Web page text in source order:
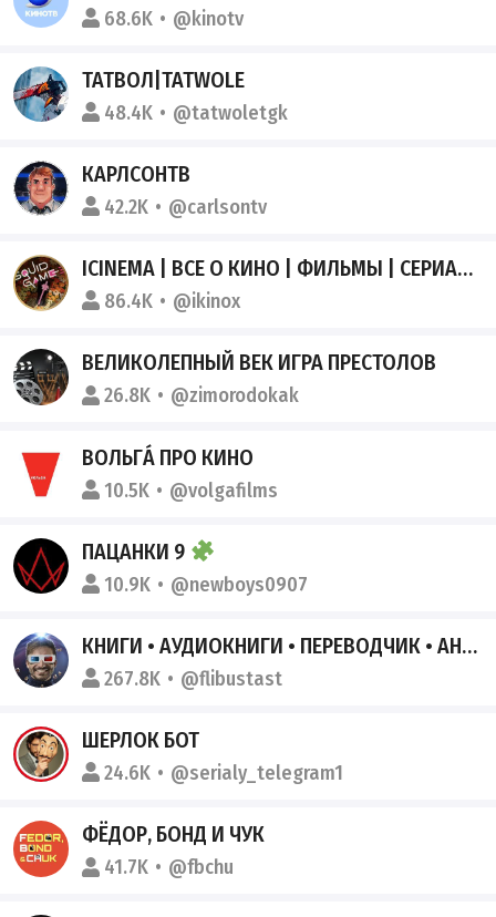
68.6K @kinotv
ТАТВОЛ|TATWOLE
48.4K @tatwoletgk
КАРЛСОНТВ
42.2K @carlsontv
ICINEMA | ВСЕ О КИНО | ФИЛЬМЫ | СЕРИАЛЫ | НОВИНКИ
86.4K @ikinox
ВЕЛИКОЛЕПНЫЙ ВЕК ИГРА ПРЕСТОЛОВ
26.8K @zimorodokak
ВОЛЬГÁ ПРО КИНО
10.5K @volgafilms
ПАЦАНКИ 9
10.9K @newboys0907
КНИГИ • АУДИОКНИГИ • ПЕРЕВОДЧИК • АНГЛИЙСКИЙ
267.8K @flibustast
ШЕРЛОК БОТ
24.6K @serialy_telegram1
ФЁДОР, БОНД И ЧУК
41.7K @fbchu